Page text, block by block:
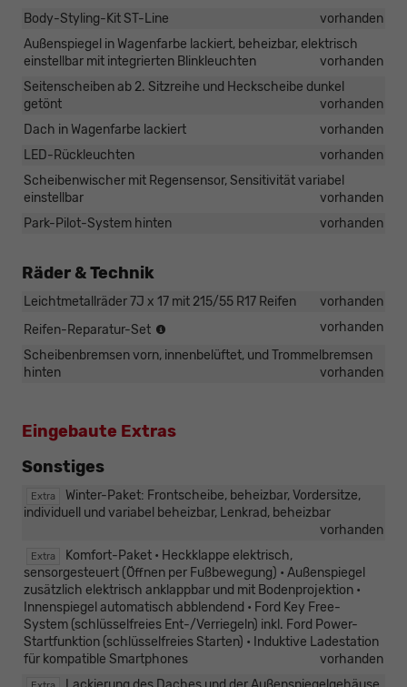
Body-Styling-Kit ST-Line
vorhanden
Außenspiegel in Wagenfarbe lackiert, beheizbar, elektrisch
einstellbar mit integrierten Blinkleuchten
vorhanden
Seitenscheiben ab 2. Sitzreihe und Heckscheibe dunkel
getönt
vorhanden
Dach in Wagenfarbe lackiert
vorhanden
LED-Rückleuchten
vorhanden
Scheibenwischer mit Regensensor, Sensitivität variabel
einstellbar
vorhanden
Park-Pilot-System hinten
vorhanden
Räder & Technik
Leichtmetallräder 7J x 17 mit 215/55 R17 Reifen
vorhanden
Reifen-Reparatur-Set
max.
vorhanden
Scheibenbremsen vorn, innenbelüftet, und Trommelbremsen
hinten
vorhanden
Eingebaute Extras
Sonstiges
Extra
Winter-Paket: Frontscheibe, beheizbar, Vordersitze,
individuell und variabel beheizbar, Lenkrad, beheizbar
vorhanden
Extra
Komfort-Paket • Heckklappe elektrisch,
sensorgesteuert (Öffnen per Fußbewegung) • Außenspiegel
zusätzlich elektrisch anklappbar und mit Bodenprojektion •
Innenspiegel automatisch abblendend • Ford Key Free-
System (schlüsselfreies Ent-/Verriegeln) inkl. Ford Power-
Startfunktion (schlüsselfreies Starten) • Induktive Ladestation
für kompatible Smartphones
vorhanden